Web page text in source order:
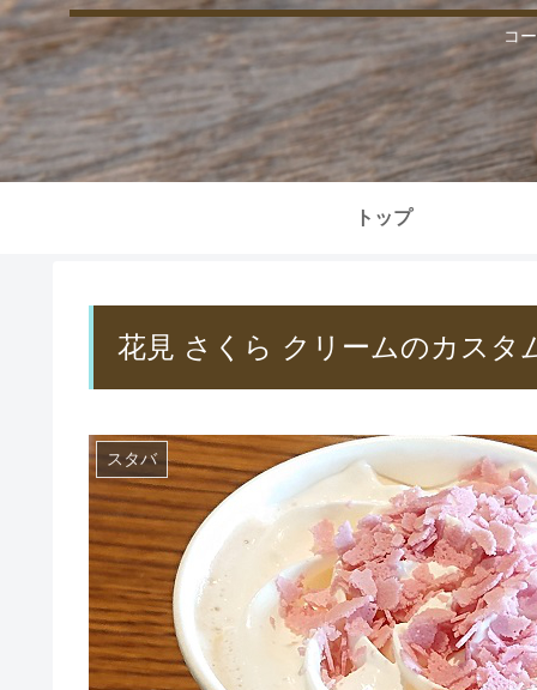
コ
トップ
花見 さくら クリームのカスタ
スタバ